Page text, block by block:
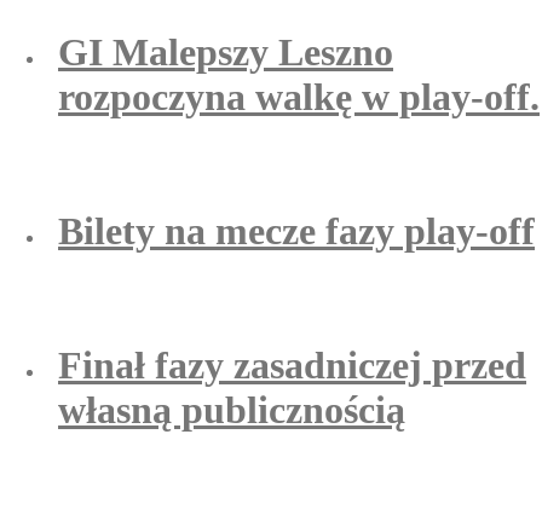
GI Malepszy Leszno
rozpoczyna walkę w play-off.
Bilety na mecze fazy play-off
Finał fazy zasadniczej przed
własną publicznością